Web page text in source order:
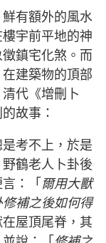
有額外的風水
宇前平地的神
鎮宅化煞。而
建築物的頂部
代《增刪卜
故事：
考不上，於是
鶴老人卜卦後
：「 爾用大獸
補之後如何得
屋頂尾脊，其